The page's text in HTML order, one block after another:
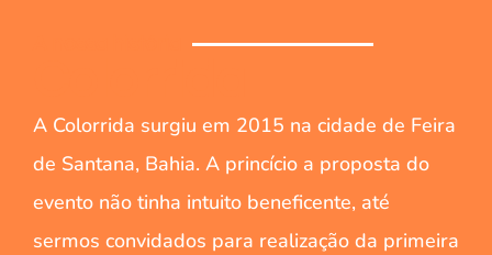
A Colorrida surgiu em 2015 na cidade de Feira
de Santana, Bahia. A princício a proposta do
evento não tinha intuito beneficente, até
sermos convidados para realização da primeira